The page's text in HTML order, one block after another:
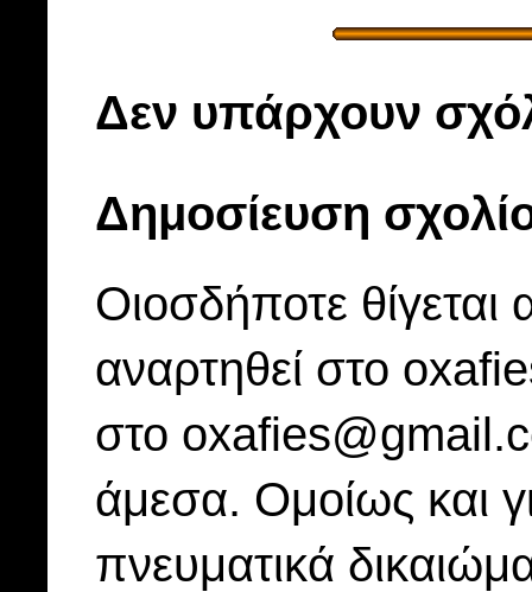
Δεν υπάρχουν
Δημοσίευση
Οιοσδήποτε
αναρτηθεί στο
στο
άμεσα. Ομοίως και
πνευματικά